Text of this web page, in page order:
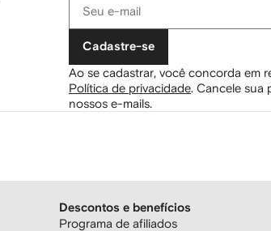
Cadastre-se
Ao se cadastrar, você concorda em
Política de privacidade Cancele sua
nossos e-mails.
Descontos e benefícios
Programa de afiliados